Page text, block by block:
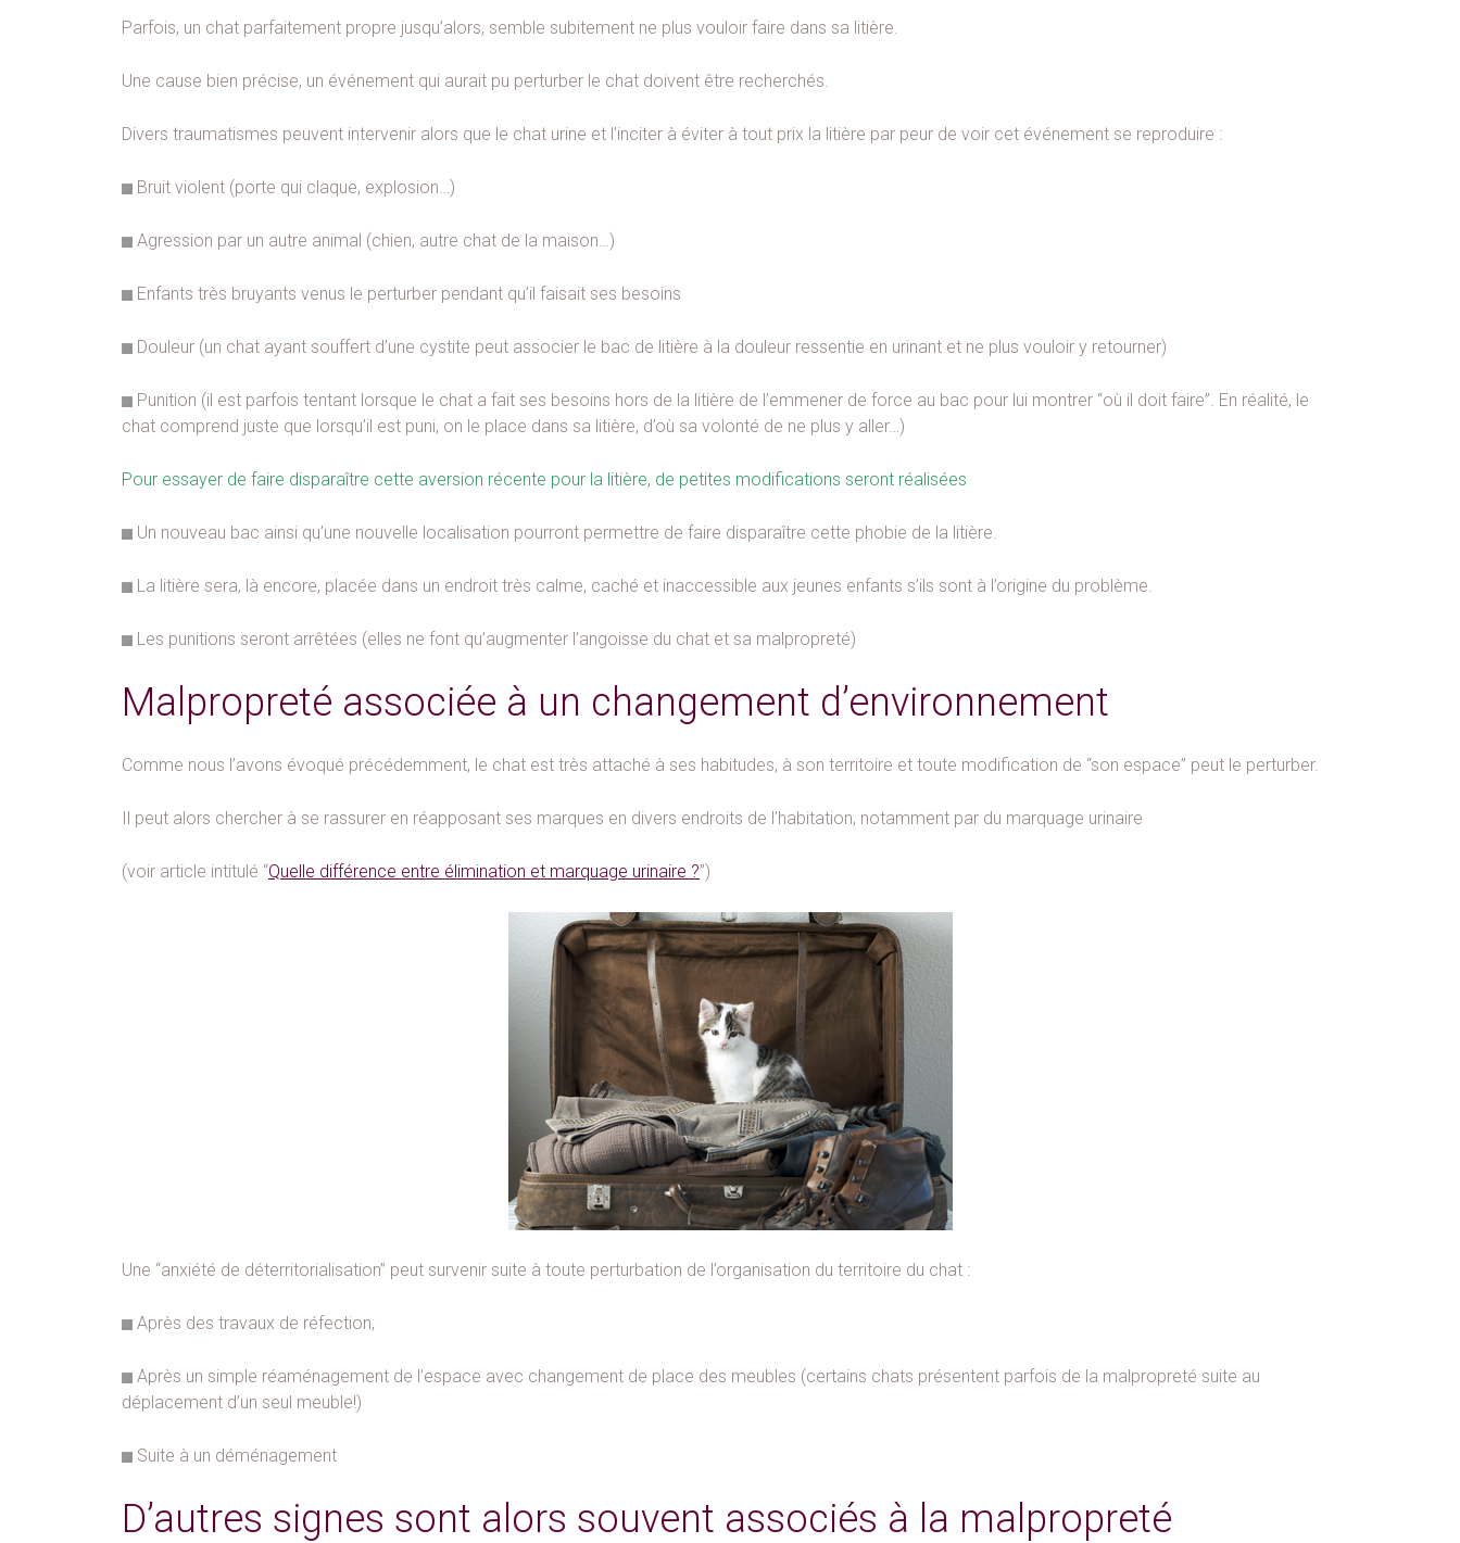
Parfois, un chat parfaitement propre jusqu’alors, semble subitement ne plus vouloir faire dans sa litière.
Une cause bien précise, un événement qui aurait pu perturber le chat doivent être recherchés.
Divers traumatismes peuvent intervenir alors que le chat urine et l’inciter à éviter à tout prix la litière par peur de voir cet événement se reproduire :
Bruit violent (porte qui claque, explosion…)
Agression par un autre animal (chien, autre chat de la maison…)
Enfants très bruyants venus le perturber pendant qu’il faisait ses besoins
Douleur (un chat ayant souffert d’une cystite peut associer le bac de litière à la douleur ressentie en urinant et ne plus vouloir y retourner)
Punition (il est parfois tentant lorsque le chat a fait ses besoins hors de la litière de l’emmener de force au bac pour lui montrer “où il doit faire”. En réalité, le
chat comprend juste que lorsqu’il est puni, on le place dans sa litière, d’où sa volonté de ne plus y aller…)
Pour essayer de faire disparaître cette aversion récente pour la litière, de petites modifications seront réalisées
Un nouveau bac ainsi qu’une nouvelle localisation pourront permettre de faire disparaître cette phobie de la litière.
La litière sera, là encore, placée dans un endroit très calme, caché et inaccessible aux jeunes enfants s’ils sont à l’origine du problème.
Les punitions seront arrêtées (elles ne font qu’augmenter l’angoisse du chat et sa malpropreté)
Malpropreté associée à un changement d’environnement
Comme nous l’avons évoqué précédemment, le chat est très attaché à ses habitudes, à son territoire et toute modification de “son espace” peut le perturber.
Il peut alors chercher à se rassurer en réapposant ses marques en divers endroits de l’habitation, notamment par du marquage urinaire
(voir article intitulé “Quelle différence entre élimination et marquage urinaire ?”)
Une “anxiété de déterritorialisation” peut survenir suite à toute perturbation de l’organisation du territoire du chat :
Après des travaux de réfection,
Après un simple réaménagement de l’espace avec changement de place des meubles (certains chats présentent parfois de la malpropreté suite au
déplacement d’un seul meuble!)
Suite à un déménagement
D’autres signes sont alors souvent associés à la malpropreté